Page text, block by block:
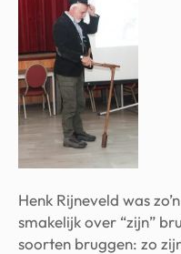
Henk Rijneveld was
smakelijk over “zijn”
soorten bruggen: zo